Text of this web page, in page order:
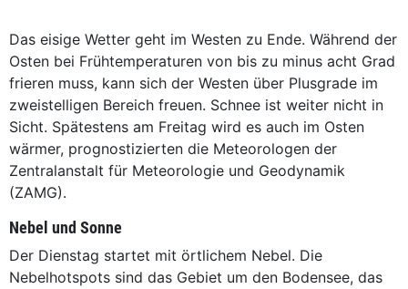
Das eisige Wetter geht im Westen zu Ende. Während der
Osten bei Frühtemperaturen von bis zu minus acht Grad
frieren muss, kann sich der Westen über Plusgrade im
zweistelligen Bereich freuen. Schnee ist weiter nicht in
Sicht. Spätestens am Freitag wird es auch im Osten
wärmer, prognostizierten die Meteorologen der
Zentralanstalt für Meteorologie und Geodynamik
(ZAMG).
Nebel und Sonne
Der Dienstag startet mit örtlichem Nebel. Die
Nebelhotspots sind das Gebiet um den Bodensee, das